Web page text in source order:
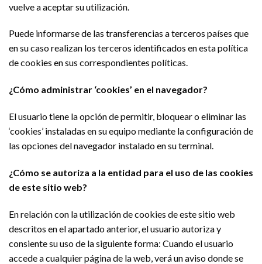
vuelve a aceptar su utilización.
Puede informarse de las transferencias a terceros países que
en su caso realizan los terceros identificados en esta política
de cookies en sus correspondientes políticas.
¿Cómo administrar ‘cookies’ en el navegador?
El usuario tiene la opción de permitir, bloquear o eliminar las
‘cookies’ instaladas en su equipo mediante la configuración de
las opciones del navegador instalado en su terminal.
¿Cómo se autoriza a la entidad para el uso de las cookies
de este sitio web?
En relación con la utilización de cookies de este sitio web
descritos en el apartado anterior, el usuario autoriza y
consiente su uso de la siguiente forma: Cuando el usuario
accede a cualquier página de la web, verá un aviso donde se